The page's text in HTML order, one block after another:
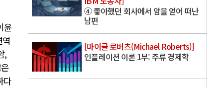
윤
,
다
④ 좋아했던 회사에서 암을 얻어 떠난
남편
[마이클 로버츠(Michael Roberts)]
인플레이션 이론 1부: 주류 경제학